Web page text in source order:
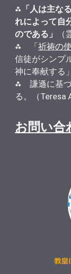
⁂ 「人は主な
れによって自
のである」
（
⁂ 「 祈祷の
信徒がシンプ
神に奉献する
⁂ 謙遜に基づ
る。（Teresa
お問い合